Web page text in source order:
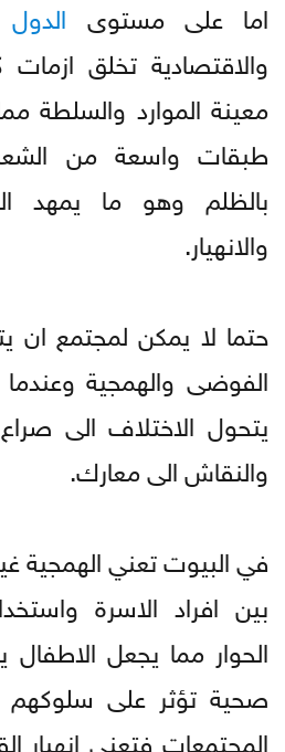
اما على مستوى الدول
والاقتصادية تخلق
معينة الموارد والسلطة
طبقات واسعة من
بالظلم وهو ما يمهد
والانهيار.
حتما لا يمكن لمجتمع ان
الفوضى والهمجية
يتحول الاختلاف الى
والنقاش الى معارك.
في البيوت تعني الهمجية
بين افراد الاسرة
الحوار مما يجعل
صحية تؤثر على سلوكهم
المجتمعات فتعني انهيار